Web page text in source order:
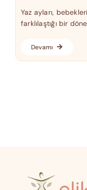
Yaz ayları,
farklılaştığı bir
Devamı